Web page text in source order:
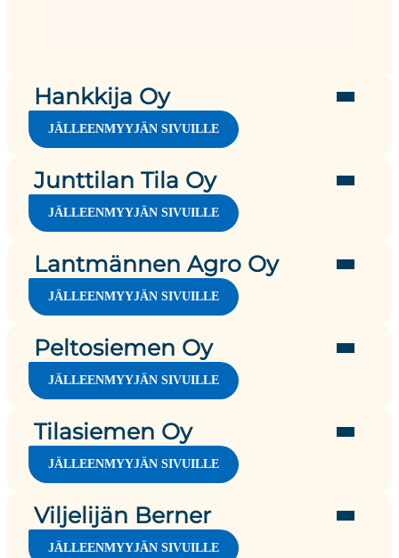
Hankkija Oy
JÄLLEENMYYJÄN SIVUILLE
Englanninraiheinä
Riikka
ENGLANNINRAIHEINÄ
Herne
HERNE
LUE LISÄÄ
Härkäpapu
BOR
Kaura
Kevätrapsi
Kevätrypsi
Kevätvehnä
Junttilan Tila Oy
JÄLLEENMYYJÄN SIVUILLE
Englanninraiheinä
Riikka
ENGLANNINRAIHEINÄ
Herne
Härkäpapu
Kaura
Kevätrapsi
Kevätrypsi
Lantmännen Agro Oy
JÄLLEENMYYJÄN SIVUILLE
Herne
Härkäpapu
Kaura
Kevätrypsi
Peltosiemen Oy
JÄLLEENMYYJÄN SIVUILLE
Englanninraiheinä
Herne
Härkäpapu
Tilasiemen Oy
JÄLLEENMYYJÄN SIVUILLE
Englanninraiheinä
Viljelijän Berner
JÄLLEENMYYJÄN SIVUILLE